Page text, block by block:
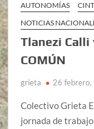
AUTONOMÍAS
NOTICIAS
Tlanezi Calli
COMÚN
grieta 26 febrero,
Colectivo Grieta
jornada de